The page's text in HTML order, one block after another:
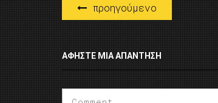
προηγούμενο
ΑΦΉΣΤΕ ΜΙΑ ΑΠΆΝΤΗΣΗ